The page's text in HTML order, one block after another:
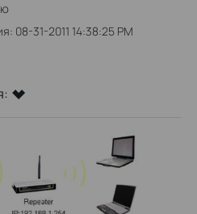
08-31-2011 14:38:25 PM